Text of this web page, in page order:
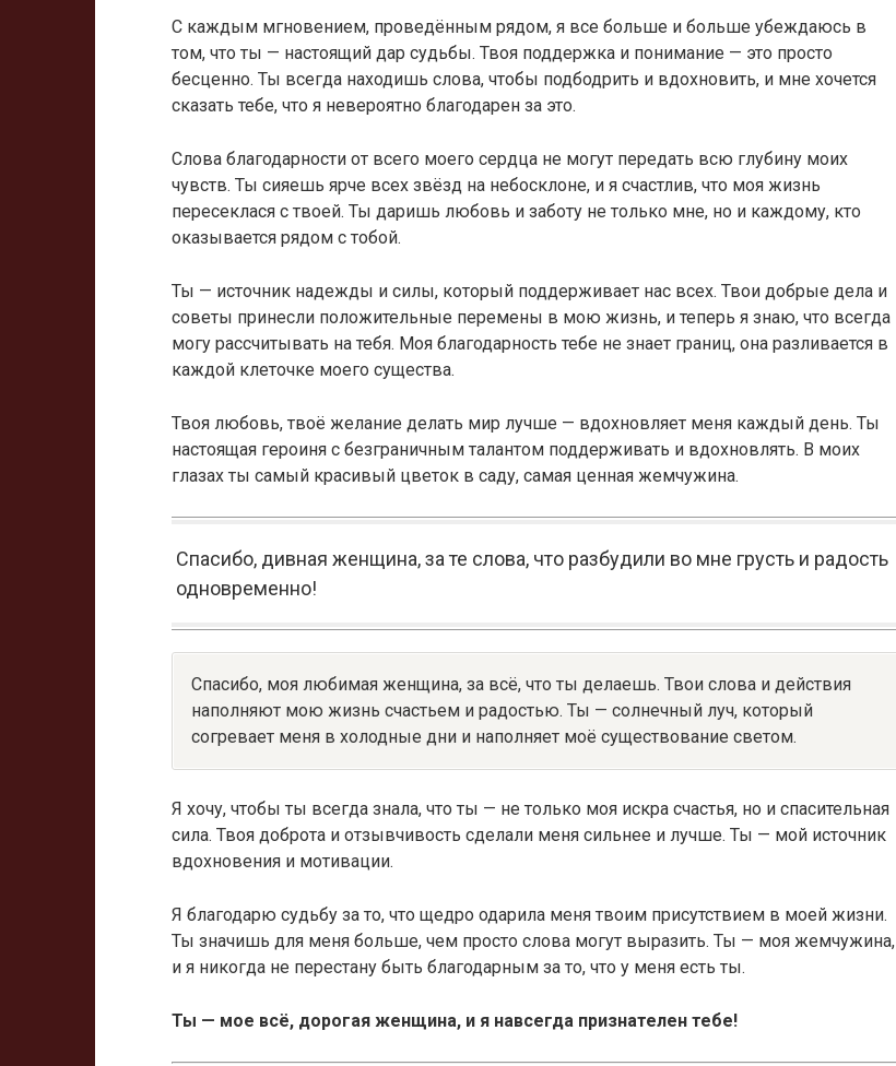
С каждым мгновением, проведённым рядом, я все больше и больше убеждаюсь в
том, что ты — настоящий дар судьбы. Твоя поддержка и понимание — это просто
бесценно. Ты всегда находишь слова, чтобы подбодрить и вдохновить, и мне хочется
сказать тебе, что я невероятно благодарен за это.
Слова благодарности от всего моего сердца не могут передать всю глубину моих
чувств. Ты сияешь ярче всех звёзд на небосклоне, и я счастлив, что моя жизнь
пересеклася с твоей. Ты даришь любовь и заботу не только мне, но и каждому, кто
оказывается рядом с тобой.
Ты — источник надежды и силы, который поддерживает нас всех. Твои добрые дела и
советы принесли положительные перемены в мою жизнь, и теперь я знаю, что всегда
могу рассчитывать на тебя. Моя благодарность тебе не знает границ, она разливается в
каждой клеточке моего существа.
Твоя любовь, твоё желание делать мир лучше — вдохновляет меня каждый день. Ты
настоящая героиня с безграничным талантом поддерживать и вдохновлять. В моих
глазах ты самый красивый цветок в саду, самая ценная жемчужина.
Спасибо, дивная женщина, за те слова, что разбудили во мне грусть и радость
одновременно!
Спасибо, моя любимая женщина, за всё, что ты делаешь. Твои слова и действия
наполняют мою жизнь счастьем и радостью. Ты — солнечный луч, который
согревает меня в холодные дни и наполняет моё существование светом.
Я хочу, чтобы ты всегда знала, что ты — не только моя искра счастья, но и спасительная
сила. Твоя доброта и отзывчивость сделали меня сильнее и лучше. Ты — мой источник
вдохновения и мотивации.
Я благодарю судьбу за то, что щедро одарила меня твоим присутствием в моей жизни.
Ты значишь для меня больше, чем просто слова могут выразить. Ты — моя жемчужина,
и я никогда не перестану быть благодарным за то, что у меня есть ты.
Ты — мое всё, дорогая женщина, и я навсегда признателен тебе!